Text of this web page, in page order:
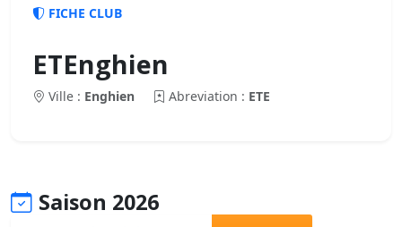
FICHE CLUB
ETEnghien
Ville : Enghien Abreviation : ETE
Saison 2026